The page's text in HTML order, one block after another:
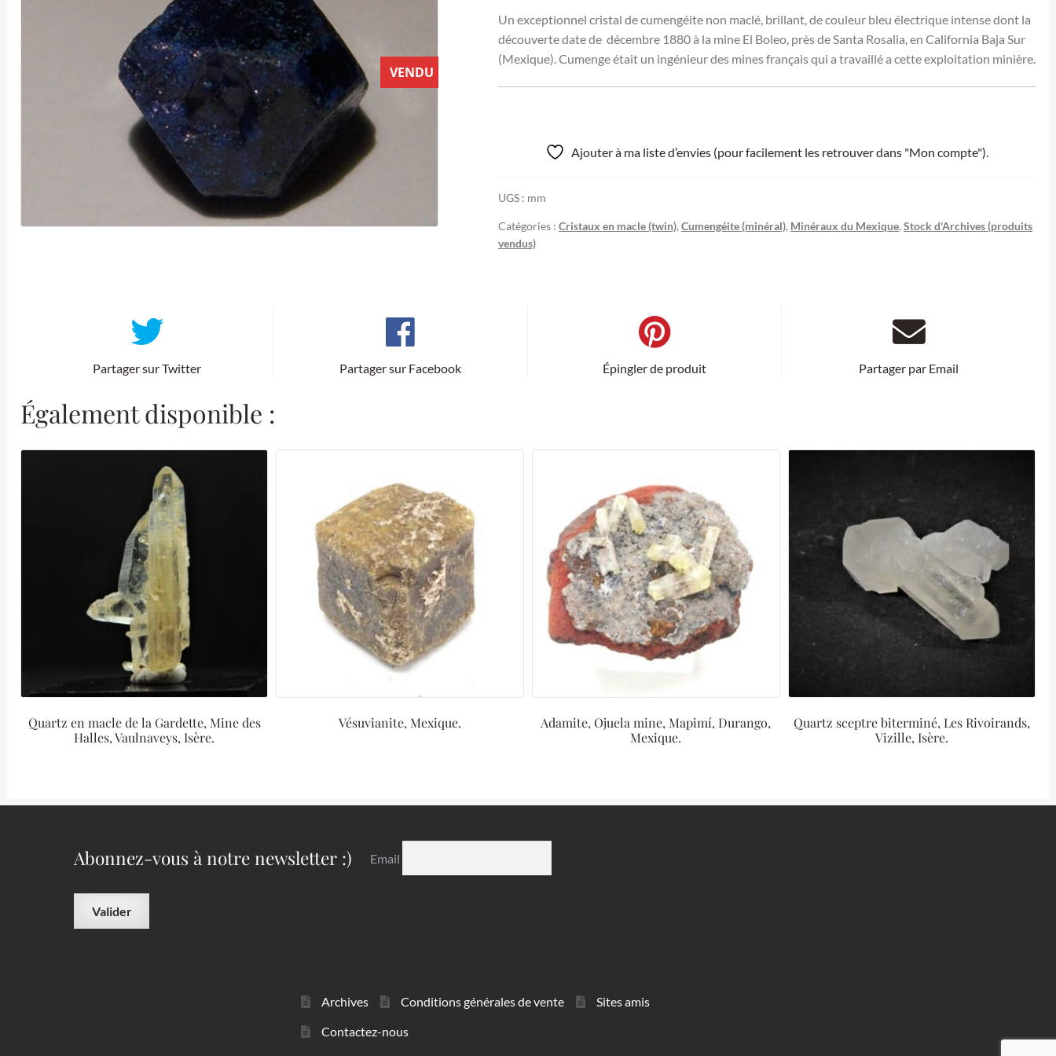
VENDU
Un exceptionnel cristal de cumengéite non maclé, brillant, de couleur bleu électrique intense dont la
découverte date de décembre 1880 à la mine El Boleo, près de Santa Rosalia, en California Baja Sur
(Mexique). Cumenge était un ingénieur des mines français qui a travaillé a cette exploitation minière.
Ajouter à ma liste d’envies (pour facilement les retrouver dans "Mon compte").
UGS : mm
Catégories : Cristaux en macle (twin), Cumengéite (minéral), Minéraux du Mexique, Stock d'Archives (produits
vendus)
Partager sur Twitter Partager sur Facebook Épingler de produit Partager par Email
Également disponible :
Quartz en macle de la Gardette, Mine des
Halles, Vaulnaveys, Isère.
Vésuvianite, Mexique.
Adamite, Ojuela mine, Mapimí, Durango,
Mexique.
Quartz sceptre biterminé, Les Rivoirands,
Vizille, Isère.
Abonnez-vous à notre newsletter :) Email
Archives Conditions générales de vente
Sites amis
Contactez-nous